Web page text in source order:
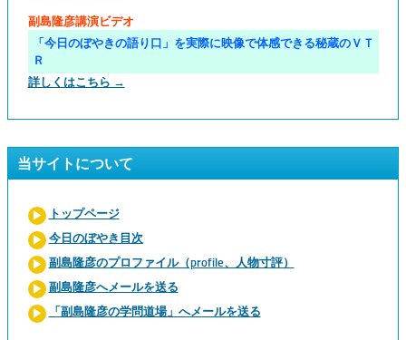
副島隆彦講演ビデオ
「今日のぼやきの語り口」を実際に映像で体感できる秘蔵のＶＴ
Ｒ
詳しくはこちら →
当サイトについて
トップページ
今日のぼやき目次
副島隆彦のプロファイル（profile、人物寸評）
副島隆彦へメールを送る
「副島隆彦の学問道場」へメールを送る